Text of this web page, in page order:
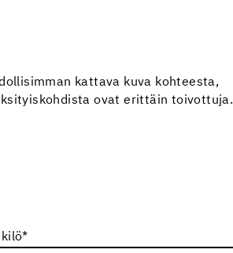
kattava kuva kohteesta,
ovat erittäin toivottuja.
*